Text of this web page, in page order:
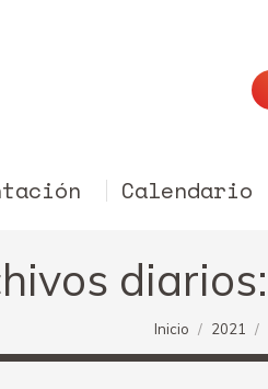
Calendario
diarios:
Estás aquí:
Inicio 2021